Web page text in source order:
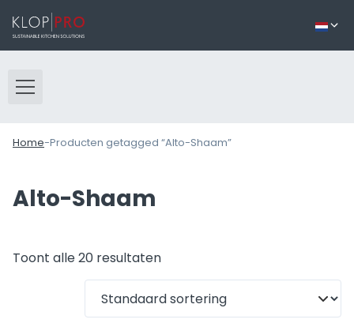
Home-Producten getagged “Alto-Shaam”
Alto-Shaam
Toont alle 20 resultaten